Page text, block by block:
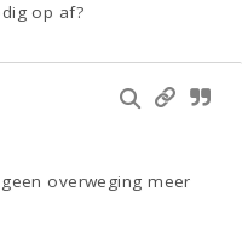
op af?
overweging meer